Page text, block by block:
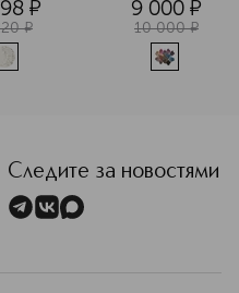
¤
¤
9 000 ¤
10 000 ¤
Следите за новостями